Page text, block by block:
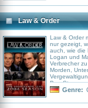
Law & Order
Law & Order
nur gezeigt,
auch, wie die
Logan und
Verbrecher
Morden,
Ben Stone
Angeklagten
Gericht endet.
Genre: